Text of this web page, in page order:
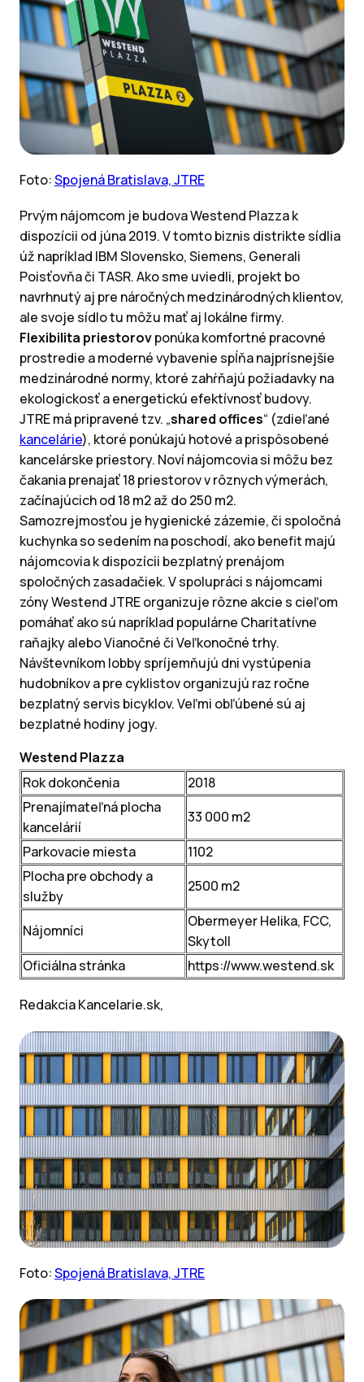
Foto:Spojená Bratislava, JTRE
Prvým nájomcom je budova Westend Plazza k
dispozícii od júna 2019. V tomto biznis distrikte sídlia
úž napríklad IBM Slovensko, Siemens, Generali
Poisťovňa či TASR. Ako sme uviedli, projekt bo
navrhnutý aj pre náročných medzinárodných klientov,
ale svoje sídlo tu môžu mať aj lokálne firmy.
Flexibilita priestorovponúka komfortné pracovné
prostredie a moderné vybavenie spĺňa najprísnejšie
medzinárodné normy, ktoré zahŕňajú požiadavky na
ekologickosť a energetickú efektívnosť budovy.
JTRE má pripravené tzv. „shared offices“ (zdieľané
kancelárie), ktoré ponúkajú hotové a prispôsobené
kancelárske priestory. Noví nájomcovia si môžu bez
čakania prenajať 18 priestorov v rôznych výmerách,
začínajúcich od 18 m2 až do 250 m2.
Samozrejmosťou je hygienické zázemie, či spoločná
kuchynka so sedením na poschodí, ako benefit majú
nájomcovia k dispozícii bezplatný prenájom
spoločných zasadačiek. V spolupráci s nájomcami
zóny Westend JTRE organizuje rôzne akcie s cieľom
pomáhať ako sú napríklad populárne Charitatívne
raňajky alebo Vianočné či Veľkonočné trhy.
Návštevníkom lobby spríjemňujú dni vystúpenia
hudobníkov a pre cyklistov organizujú raz ročne
bezplatný servis bicyklov. Veľmi obľúbené sú aj
bezplatné hodiny jogy.
Westend Plazza
Rok dokončenia
2018
Prenajímateľná plocha
kancelárií
33 000 m2
Parkovacie miesta
1102
Plocha pre obchody a
služby
2500 m2
Nájomníci
Obermeyer Helika, FCC,
Skytoll
Oficiálna stránka
https://www.westend.sk
Redakcia Kancelarie.sk,
Foto:Spojená Bratislava, JTRE